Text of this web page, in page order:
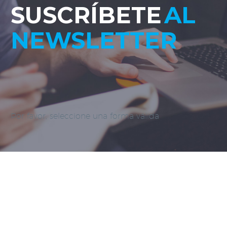
SUSCRÍBETEAL
NEWSLETTER
Por favor, seleccione una forma válida